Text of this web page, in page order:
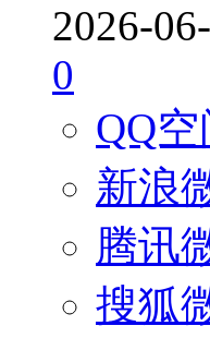
2026-
0
QQ空
新浪
腾讯
搜狐